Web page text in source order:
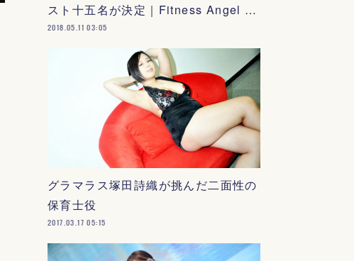
スト十五名が決定｜Fitness Angel …
2018.05.11 03:05
グラマラス塚田詩織が挑んだ二面性の
保育士役
2017.03.17 05:15